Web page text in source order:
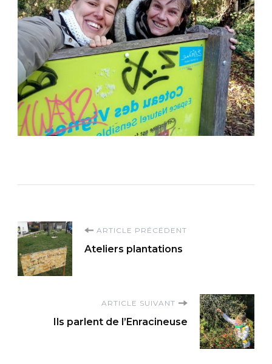
Navigation
d'article
ARTICLE PRÉCÉDENT
Ateliers plantations
ARTICLE SUIVANT
Ils parlent de l’Enracineuse